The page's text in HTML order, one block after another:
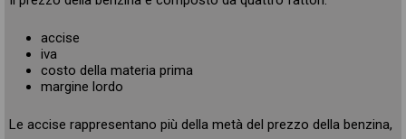
accise
iva
costo della materia prima
margine lordo
Le accise rappresentano più della metà del prezzo della benzina,